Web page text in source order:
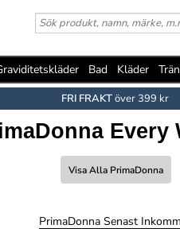
Bad Kläder
FRI FRAKTöver 399 kr
Every
Visa Alla PrimaDonna
PrimaDonna Senast